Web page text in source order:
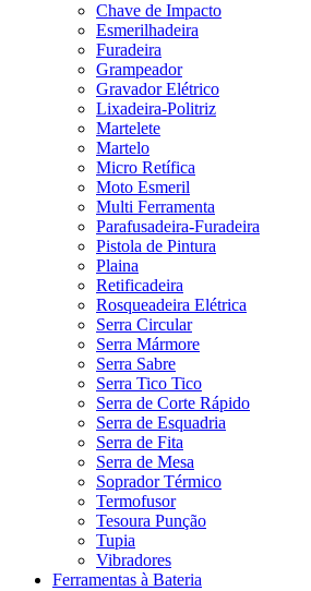
Chave de Impacto
Esmerilhadeira
Furadeira
Grampeador
Gravador Elétrico
Lixadeira-Politriz
Martelete
Martelo
Micro Retífica
Moto Esmeril
Multi Ferramenta
Parafusadeira-Furadeira
Pistola de Pintura
Plaina
Retificadeira
Rosqueadeira Elétrica
Serra Circular
Serra Mármore
Serra Sabre
Serra Tico Tico
Serra de Corte Rápido
Serra de Esquadria
Serra de Fita
Serra de Mesa
Soprador Térmico
Termofusor
Tesoura Punção
Tupia
Vibradores
Ferramentas à Bateria